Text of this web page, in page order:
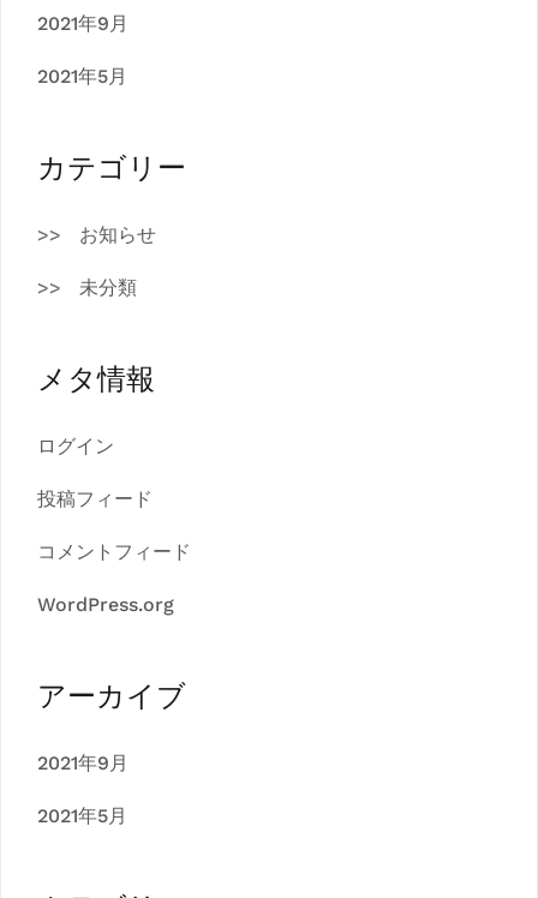
2021年9月
2021年5月
カテゴリー
お知らせ
未分類
メタ情報
ログイン
投稿フィード
コメントフィード
WordPress.org
アーカイブ
2021年9月
2021年5月